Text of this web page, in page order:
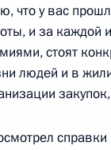
2016 года,
апреля 2016 года,
что у вас
и за каждой
стоят
людей и в
справки